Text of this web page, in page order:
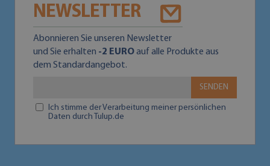
NEWSLETTER
Abonnieren Sie unseren Newsletter
und Sie erhalten -2 EUROauf alle Produkte aus
dem Standardangebot.
SENDEN
Ich stimme der Verarbeitung meiner persönlichen
Daten durch Tulup.de